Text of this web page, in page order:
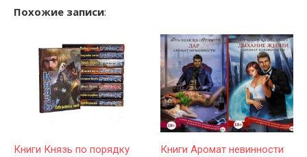
Похожие записи:
Книги Князь по порядку Книги Аромат невинности